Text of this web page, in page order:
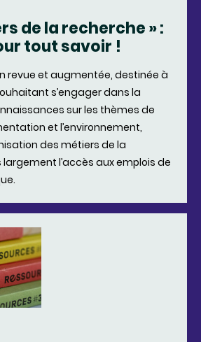
de la recherche » :
tout savoir !
revue et augmentée, destinée à
s’engager dans la
sur les thèmes de
et l’environnement,
des métiers de la
l’accès aux emplois de